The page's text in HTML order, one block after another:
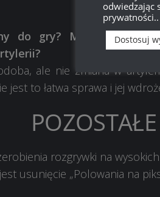
do gry? Może pole
ale nie zmiana w
jest to łatwa sprawa i jej
POZOSTAŁE
rozgrywki na
usunięcie „Polowania na
odwiedzając
prywatności..
Dostosuj